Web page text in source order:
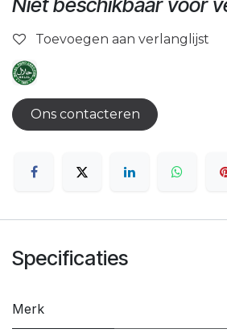
Niet beschikbaar voor
Toevoegen aan verlanglijst
Ons contacteren
Specificaties
Merk